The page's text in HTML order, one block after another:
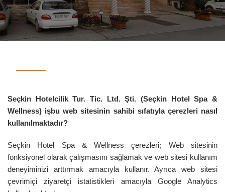
Seçkin Hotelcilik Tur. Tic. Ltd. Şti. (Seçkin Hotel Spa &
Wellness) işbu web sitesinin sahibi sıfatıyla çerezleri nasıl
kullanılmaktadır?
Seçkin Hotel Spa & Wellness çerezleri; Web sitesinin
fonksiyonel olarak çalışmasını sağlamak ve web sitesi kullanım
deneyiminizi arttırmak amacıyla kullanır. Ayrıca web sitesi
çevrimiçi ziyaretçi istatistikleri amacıyla Google Analytics